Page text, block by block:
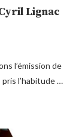
Lignac
l’émission de
pris l’habitude …